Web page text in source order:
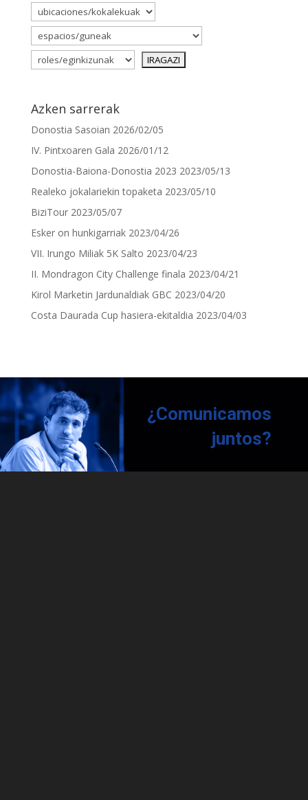
Azken sarrerak
Donostia Sasoian 2026/02/05
IV. Pintxoaren Gala 2026/01/12
Donostia-Baiona-Donostia 2023 2023/05/13
Realeko jokalariekin topaketa 2023/05/10
BiziTour 2023/05/07
Esker on hunkigarriak 2023/04/26
VII. Irungo Miliak 5K Salto 2023/04/23
II. Mondragon City Challenge finala 2023/04/21
Kirol Marketin Jardunaldiak GBC 2023/04/20
Costa Daurada Cup hasiera-ekitaldia 2023/04/03
¿Comunicamos
juntos?